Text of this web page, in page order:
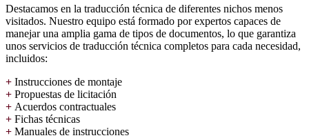
Destacamos en la traducción técnica de diferentes nichos menos
visitados. Nuestro equipo está formado por expertos capaces de
manejar una amplia gama de tipos de documentos, lo que garantiza
unos servicios de traducción técnica completos para cada necesidad,
incluidos:
+ Instrucciones de montaje
+ Propuestas de licitación
+ Acuerdos contractuales
+ Fichas técnicas
+ Manuales de instrucciones